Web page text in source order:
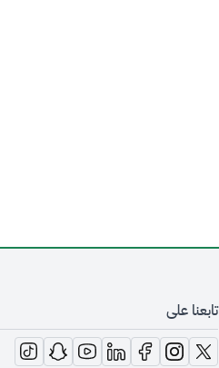
تابعنا على
opens in new window
opens in new window
opens in new window
opens in new window
opens in new window
new window